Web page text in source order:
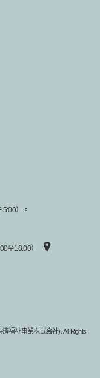
）。
至18:00）
福祉事業株式会社). All Rights